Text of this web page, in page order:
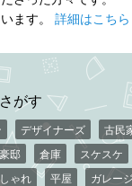
ます。 詳細はこちら
がす
デザイナーズ 古民
豪邸 倉庫 スケスケ
ゃれ 平屋 ガレー